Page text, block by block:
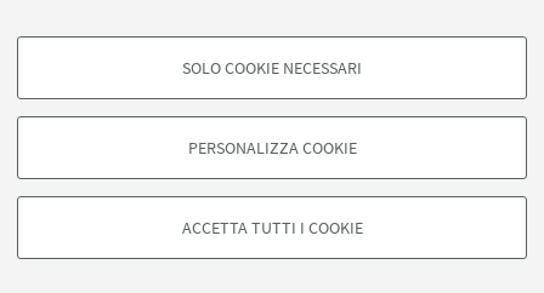
COOKIE DI PROFILAZIONE - FACOLTATIVI
degli utenti, creare profili in base al loro comportamento sul sito, per analisi
di marketing.
Google/Youtube Video
SOLO COOKIE NECESSARI
PERSONALIZZA COOKIE
ACCETTA TUTTI I COOKIE
Seguici su:
©Copyright 2026 - ALMA MATER STUDIORUM - Università di
Privacy- Note legali-Impostazioni Cookie